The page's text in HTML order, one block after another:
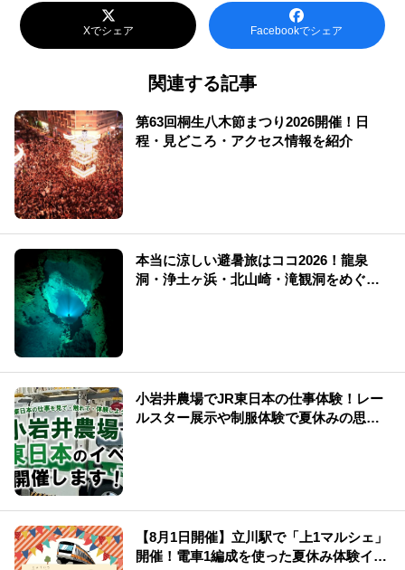
Xでシェア Facebookでシェア
関連する記事
第63回桐生八木節まつり2026開催！日
程・見どころ・アクセス情報を紹介
本当に涼しい避暑旅はココ2026！龍泉
洞・浄土ヶ浜・北山崎・滝観洞をめぐ
小岩井農場でJR東日本の仕事体験！レー
ルスター展示や制服体験で夏休みの思い
【8月1日開催】立川駅で「上1マルシェ」
開催！電車1編成を使った夏休み体験イベ